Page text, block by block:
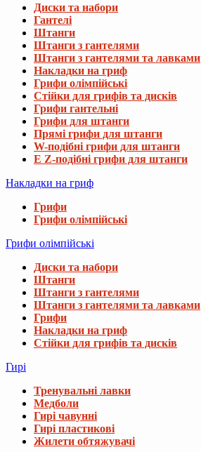
Диски та набори
Гантелі
Штанги
Штанги з гантелями
Штанги з гантелями та лавками
Накладки на гриф
Грифи олімпійські
Стійки для грифів та дисків
Грифи гантельні
Грифи для штанги
Прямі грифи для штанги
W-подібні грифи для штанги
E Z-подібні грифи для штанги
Накладки на гриф
Грифи
Грифи олімпійські
Грифи олімпійські
Диски та набори
Штанги
Штанги з гантелями
Штанги з гантелями та лавками
Грифи
Накладки на гриф
Стійки для грифів та дисків
Гирі
Тренувальні лавки
Медболи
Гирі чавунні
Гирі пластикові
Жилети обтяжувачі